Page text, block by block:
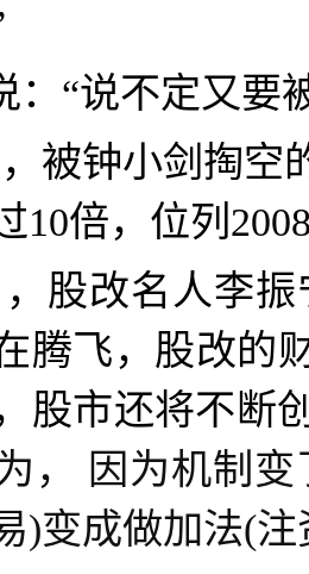
：“说不定又要
被钟小剑掏空
10倍，位列
，股改名人李
腾飞，股改的
股市还将不断
，
因为机制
)变成做加法(注